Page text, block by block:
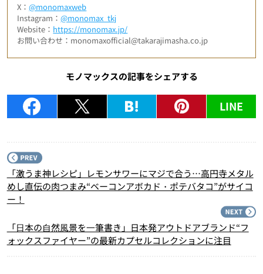
X：@monomaxweb
Instagram：@monomax_tkj
Website： https://monomax.jp/
お問い合わせ：monomaxofficial@takarajimasha.co.jp
モノマックスの記事をシェアする
LINE
「激うま神レシピ」レモンサワーにマジで合う…高円寺メタル
めし直伝の肉つまみ“ベーコンアボカド・ポテバタコ”がサイコ
ー！
「⽇本の⾃然⾵景を⼀筆書き」日本発アウトドアブランド“フ
ォックスファイヤー”の最新カプセルコレクションに注目